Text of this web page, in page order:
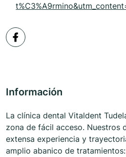
Información
La clínica dental Vitaldent
zona de fácil acceso. Nuestros
extensa experiencia y
amplio abanico de